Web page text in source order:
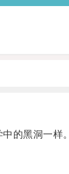
的黑洞一样。